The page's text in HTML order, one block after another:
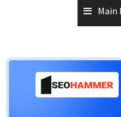
Main